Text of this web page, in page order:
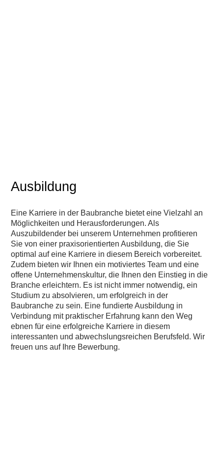
Ausbildung
Eine Karriere in der Baubranche bietet eine Vielzahl an
Möglichkeiten und Herausforderungen. Als
Auszubildender bei unserem Unternehmen profitieren
Sie von einer praxisorientierten Ausbildung, die Sie
optimal auf eine Karriere in diesem Bereich vorbereitet.
Zudem bieten wir Ihnen ein motiviertes Team und eine
offene Unternehmenskultur, die Ihnen den Einstieg in die
Branche erleichtern. Es ist nicht immer notwendig, ein
Studium zu absolvieren, um erfolgreich in der
Baubranche zu sein. Eine fundierte Ausbildung in
Verbindung mit praktischer Erfahrung kann den Weg
ebnen für eine erfolgreiche Karriere in diesem
interessanten und abwechslungsreichen Berufsfeld. Wir
freuen uns auf Ihre Bewerbung.